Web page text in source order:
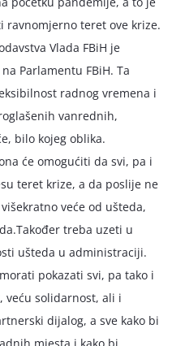
ravnomjerno teret ove krize.
Vlada FBiH je
Parlamentu FBiH. Ta
radnog vremena i
vanrednih,
bilo kojeg oblika.
će omogućiti da svi, pa i
teret krize, a da poslije ne
veće od ušteda,
treba uzeti u
ušteda u administraciji.
pokazati svi, pa tako i
solidarnost, ali i
dijalog, a sve kako bi